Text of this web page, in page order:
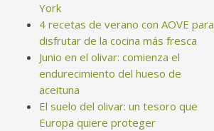
York
4 recetas de verano con AOVE para
disfrutar de la cocina más fresca
Junio en el olivar: comienza el
endurecimiento del hueso de
aceituna
El suelo del olivar: un tesoro que
Europa quiere proteger